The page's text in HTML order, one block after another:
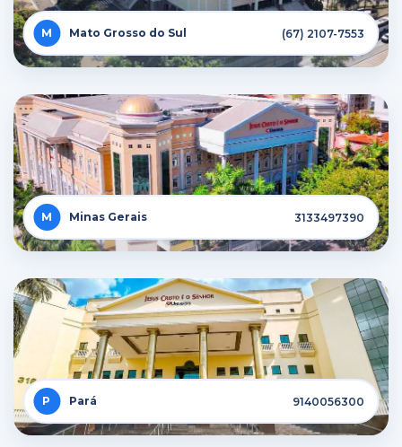
Mato Grosso do Sul (67) 2107-7553
Minas Gerais 3133497390
Pará 9140056300